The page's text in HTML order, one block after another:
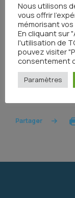
Envoyer
Partager
Nous utilisons
vous offrir
mémorisant
En cliquant sur
l'utilisation de
pouvez visiter
consentement
Paramètres